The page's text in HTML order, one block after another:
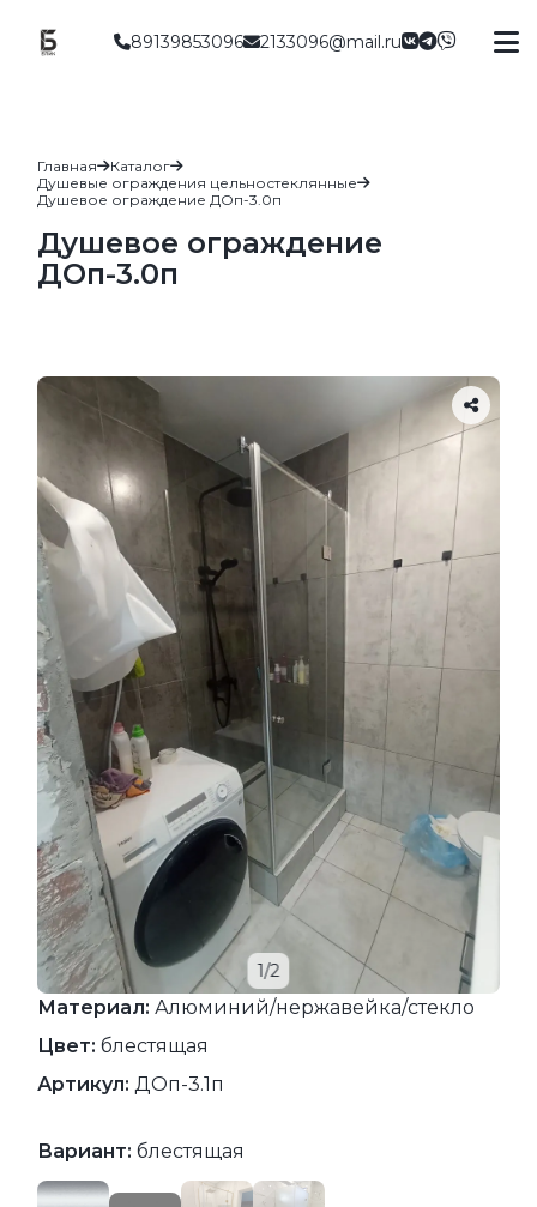
89139853096 2133096@mail.ru
Главная
Каталог
Душевые ограждения цельностеклянные
Душевое ограждение ДОп-3.0п
Душевое ограждение
ДОп-3.0п
1/2
Материал: Алюминий/нержавейка/стекло
Цвет: блестящая
Артикул: ДОп-3.1п
Вариант: блестящая